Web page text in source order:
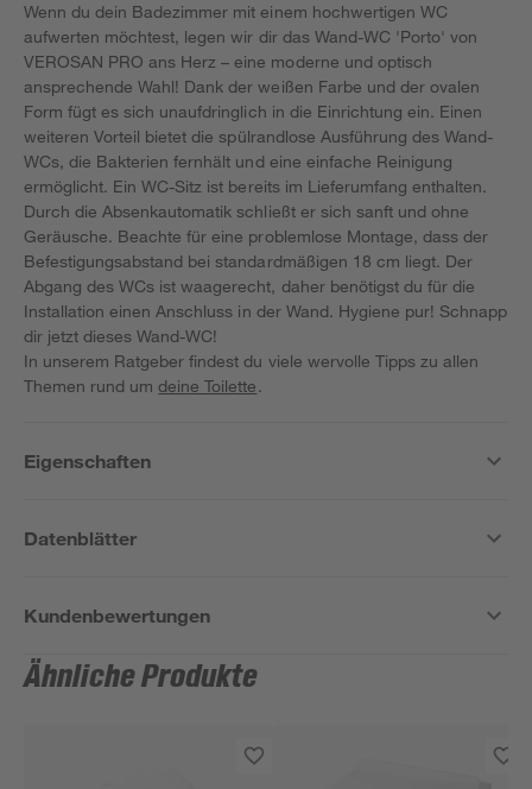
Wenn du dein Badezimmer mit einem hochwertigen WC
aufwerten möchtest, legen wir dir das Wand-WC 'Porto' von
VEROSAN PRO ans Herz – eine moderne und optisch
ansprechende Wahl! Dank der weißen Farbe und der ovalen
Form fügt es sich unaufdringlich in die Einrichtung ein. Einen
weiteren Vorteil bietet die spülrandlose Ausführung des Wand-
WCs, die Bakterien fernhält und eine einfache Reinigung
ermöglicht. Ein WC-Sitz ist bereits im Lieferumfang enthalten.
Durch die Absenkautomatik schließt er sich sanft und ohne
Geräusche. Beachte für eine problemlose Montage, dass der
Befestigungsabstand bei standardmäßigen 18 cm liegt. Der
Abgang des WCs ist waagerecht, daher benötigst du für die
Installation einen Anschluss in der Wand. Hygiene pur! Schnapp
dir jetzt dieses Wand-WC!
In unserem Ratgeber findest du viele wervolle Tipps zu allen
Themen rund umdeine Toilette.
Eigenschaften
Datenblätter
Kundenbewertungen
Ähnliche Produkte